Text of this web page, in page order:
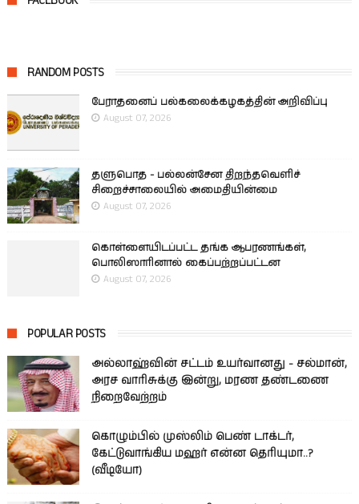
RANDOM POSTS
பேராதனைப் பல்கலைக்கழகத்தின் அறிவிப்பு
August 07, 2026
தளுபொத - பல்லன்சேன திறந்தவெளிச்
சிறைச்சாலையில் அமைதியின்மை
August 07, 2026
கொள்ளையிடப்பட்ட தங்க ஆபரணங்கள்,
பொலிஸாரினால் கைப்பற்றப்பட்டன
August 07, 2026
POPULAR POSTS
அல்லாஹ்வின் சட்டம் உயர்வானது - சல்மான்,
அரச வாரிசுக்கு இன்று, மரண தண்டணை
நிறைவேற்றம்
கொழும்பில் முஸ்லிம் பெண் டாக்டர்,
கேட்டுவாங்கிய மஹர் என்ன தெரியுமா..?
(வீடியோ)